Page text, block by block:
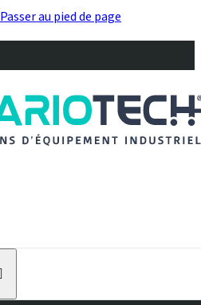
Passer au pied de page